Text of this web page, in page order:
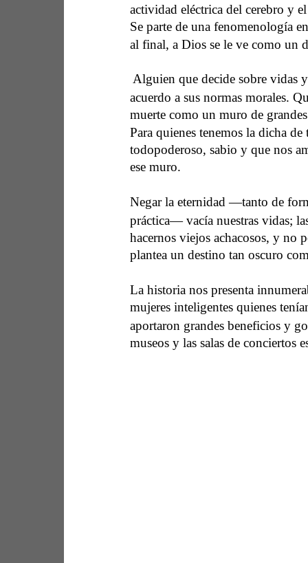
actividad eléctrica del cerebro y
Se parte de una fenomenología
al final, a Dios se le ve como un
Alguien que decide sobre vidas
acuerdo a sus normas morales.
muerte como un muro de
Para quienes tenemos la dicha
todopoderoso, sabio y que nos
ese muro.
Negar la eternidad —tanto de
práctica— vacía nuestras vidas;
hacernos viejos achacosos, y no
plantea un destino tan oscuro
La historia nos presenta
mujeres inteligentes quienes
aportaron grandes beneficios y
museos y las salas de conciertos